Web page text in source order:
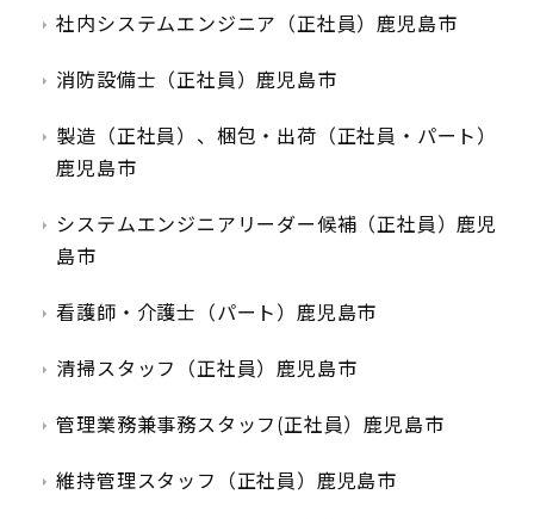
社内システムエンジニア（正社員）鹿児島市
消防設備士（正社員）鹿児島市
製造（正社員）、梱包・出荷（正社員・パート）
鹿児島市
システムエンジニアリーダー候補（正社員）鹿児
島市
看護師・介護士（パート）鹿児島市
清掃スタッフ（正社員）鹿児島市
管理業務兼事務スタッフ(正社員）鹿児島市
維持管理スタッフ（正社員）鹿児島市